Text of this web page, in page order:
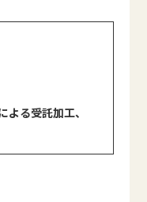
る受託加工、